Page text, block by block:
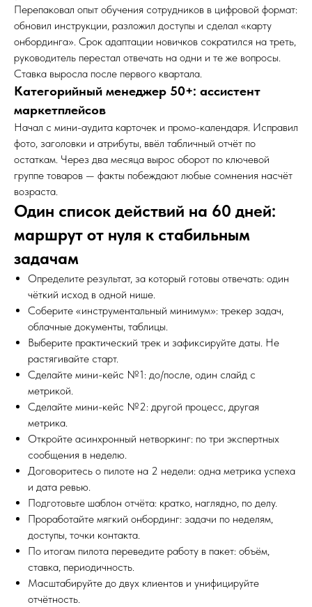
Перепаковал опыт обучения сотрудников в цифровой формат:
обновил инструкции, разложил доступы и сделал «карту
онбординга». Срок адаптации новичков сократился на треть,
руководитель перестал отвечать на одни и те же вопросы.
Ставка выросла после первого квартала.
Категорийный менеджер 50+: ассистент
маркетплейсов
Начал с мини-аудита карточек и промо-календаря. Исправил
фото, заголовки и атрибуты, ввёл табличный отчёт по
остаткам. Через два месяца вырос оборот по ключевой
группе товаров — факты побеждают любые сомнения насчёт
возраста.
Один список действий на 60 дней:
маршрут от нуля к стабильным
задачам
Определите результат, за который готовы отвечать: один
чёткий исход в одной нише.
Соберите «инструментальный минимум»: трекер задач,
облачные документы, таблицы.
Выберите практический трек и зафиксируйте даты. Не
растягивайте старт.
Сделайте мини-кейс №1: до/после, один слайд с
метрикой.
Сделайте мини-кейс №2: другой процесс, другая
метрика.
Откройте асинхронный нетворкинг: по три экспертных
сообщения в неделю.
Договоритесь о пилоте на 2 недели: одна метрика успеха
и дата ревью.
Подготовьте шаблон отчёта: кратко, наглядно, по делу.
Проработайте мягкий онбординг: задачи по неделям,
доступы, точки контакта.
По итогам пилота переведите работу в пакет: объём,
ставка, периодичность.
Масштабируйте до двух клиентов и унифицируйте
отчётность.